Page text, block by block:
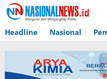
Lewati
ke
konten
Headline Nasional